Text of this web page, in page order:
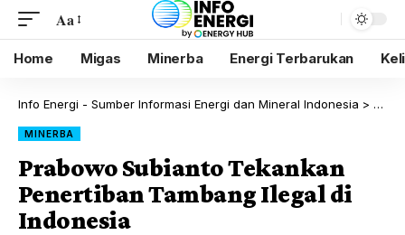
Aa
Home Migas Minerba Energi Terbarukan
Info Energi - Sumber Informasi Energi dan Mineral Indonesia > Blog
MINERBA
Prabowo Subianto Tekankan
Penertiban Tambang Ilegal di
Indonesia